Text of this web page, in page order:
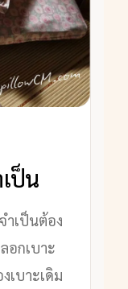
ป็น
ำเป็นต้อง
อกเบาะ
เบาะเดิม